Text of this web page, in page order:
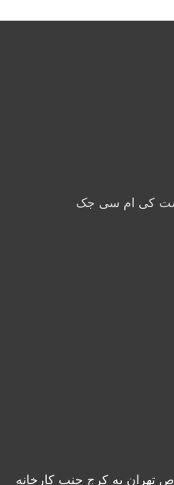
جاده مخصوص تهران به کرج جنب کارخانه